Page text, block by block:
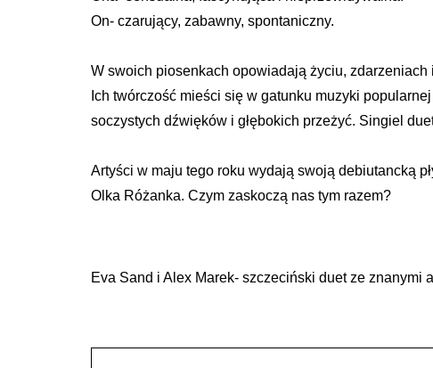
On- czarujący, zabawny, spontaniczny.
W swoich piosenkach opowiadają życiu,
Ich twórczość mieści się w gatunku muzyki
soczystych dźwięków i głębokich przeżyć. Singiel
Artyści w maju tego roku wydają swoją debiutancką
Olka Różanka. Czym zaskoczą nas tym razem?
Eva Sand i Alex Marek- szczeciński duet ze znanymi